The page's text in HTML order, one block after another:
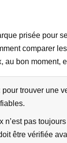
prisée pour
comparer
au bon moment,
pour trouver une
n’est pas
être vérifiée